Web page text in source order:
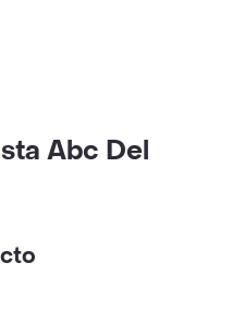
Abc Del